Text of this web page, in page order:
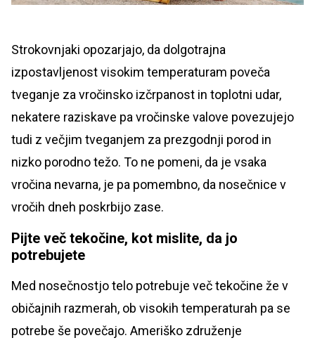
Strokovnjaki opozarjajo, da dolgotrajna
izpostavljenost visokim temperaturam poveča
tveganje za vročinsko izčrpanost in toplotni udar,
nekatere raziskave pa vročinske valove povezujejo
tudi z večjim tveganjem za prezgodnji porod in
nizko porodno težo. To ne pomeni, da je vsaka
vročina nevarna, je pa pomembno, da nosečnice v
vročih dneh poskrbijo zase.
Pijte več tekočine, kot mislite, da jo
potrebujete
Med nosečnostjo telo potrebuje več tekočine že v
običajnih razmerah, ob visokih temperaturah pa se
potrebe še povečajo. Ameriško združenje